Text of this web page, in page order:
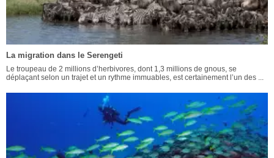
La migration dans le Serengeti
Le troupeau de 2 millions d’herbivores, dont 1,3 millions de gnous, se
déplaçant selon un trajet et un rythme immuables, est certainement l’un des ...